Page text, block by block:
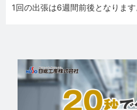
1回の出張は6週間前後となります